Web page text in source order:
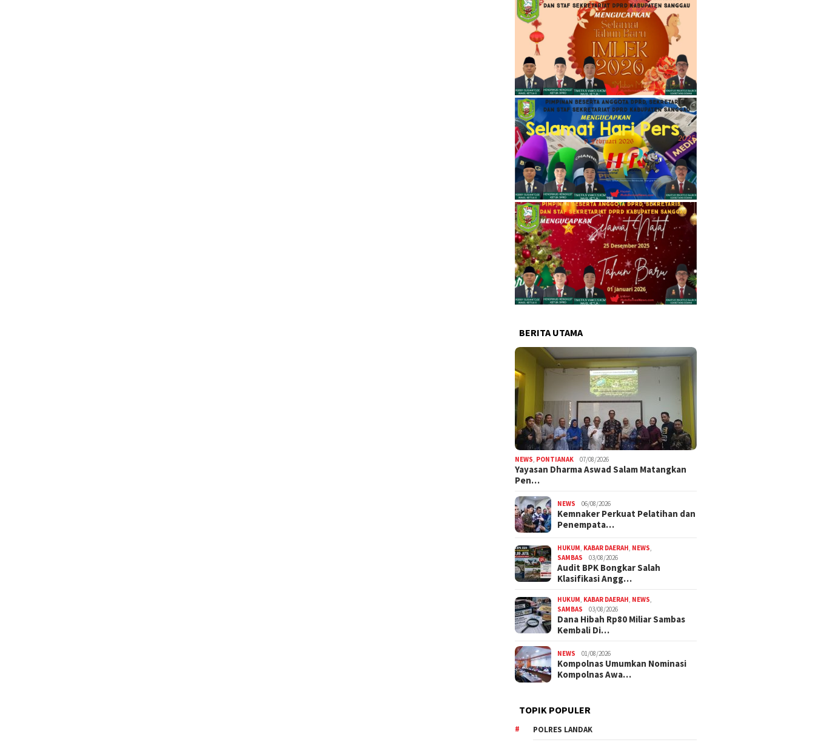
BERITA UTAMA
NEWS PONTIANAK 07/08/2026
Yayasan Dharma Aswad Salam Matangkan
Pen…
NEWS 06/08/2026
Kemnaker Perkuat Pelatihan dan
Penempata…
HUKUM KABAR DAERAH NEWS
SAMBAS
03/08/2026
Audit BPK Bongkar Salah
Klasifikasi Angg…
HUKUM KABAR DAERAH NEWS
SAMBAS
03/08/2026
Dana Hibah Rp80 Miliar Sambas
Kembali Di…
NEWS 01/08/2026
Kompolnas Umumkan Nominasi
Kompolnas Awa…
TOPIK POPULER
POLRES LANDAK